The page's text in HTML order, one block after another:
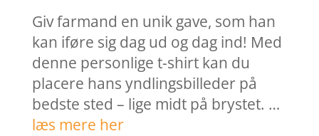
Giv farmand en unik gave, som han
kan iføre sig dag ud og dag ind! Med
denne personlige t-shirt kan du
placere hans yndlingsbilleder på
bedste sted – lige midt på brystet. …
læs mere her